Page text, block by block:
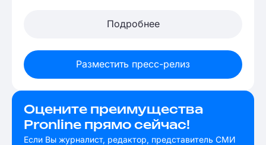
Подробнее
Разместить пресс-релиз
Оцените преимущества
Pronline прямо сейчас!
Если Вы журналист, редактор, представитель СМИ